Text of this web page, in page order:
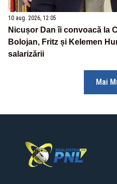
10 aug. 2026, 12:05
Nicușor Dan îi convoacă la
Bolojan, Fritz și Kelemen
salarizării
Mai